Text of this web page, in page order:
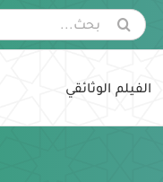
البحث
عن:
الفيلم الوثائقي